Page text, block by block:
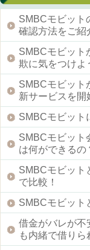
SMBCモビット
確認方法をご紹
SMBCモビット
欺に気をつけよ
SMBCモビット
新サービスを開
SMBCモビット
SMBCモビット
は何ができるの
SMBCモビット
で比較！
SMBCモビット
借金がバレが不
も内緒で借りら